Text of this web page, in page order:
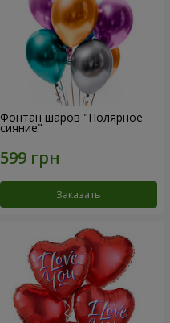
Фонтан шаров "Полярное
сияние"
Заказать